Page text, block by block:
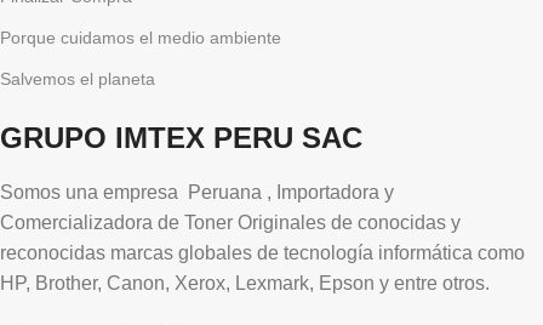
Porque cuidamos el medio ambiente
Salvemos el planeta
GRUPO IMTEX PERU SAC
Somos una empresa Peruana , Importadora y
Comercializadora de Toner Originales de conocidas y
reconocidas marcas globales de tecnología informática como
HP, Brother, Canon, Xerox, Lexmark, Epson y entre otros.